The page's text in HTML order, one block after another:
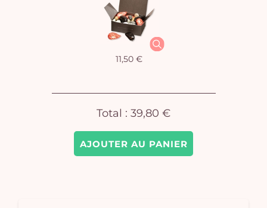
AJOUTER AU PANIER
11,50 €
Total : 39,80 €